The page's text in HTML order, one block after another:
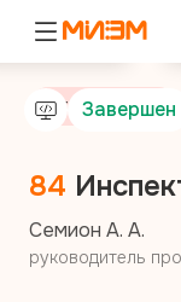
Завершен
От компании
84
Семион А. А.
руководитель